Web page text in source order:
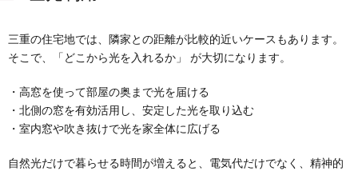
三重の住宅地では、隣家との距離が比較的近いケースもあります。
そこで、「どこから光を入れるか」 が大切になります。
・高窓を使って部屋の奥まで光を届ける
・北側の窓を有効活用し、安定した光を取り込む
・室内窓や吹き抜けで光を家全体に広げる
自然光だけで暮らせる時間が増えると、電気代だけでなく、精神的